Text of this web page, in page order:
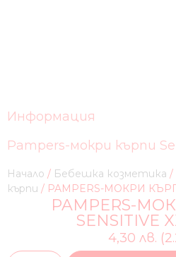
Начало / Бебешка козметика /
кърпи / PAMPERS-МОКРИ
PAMPERS-
SENSITIVE
Информация
Pampers-мокри кърпи
4,30 лв.